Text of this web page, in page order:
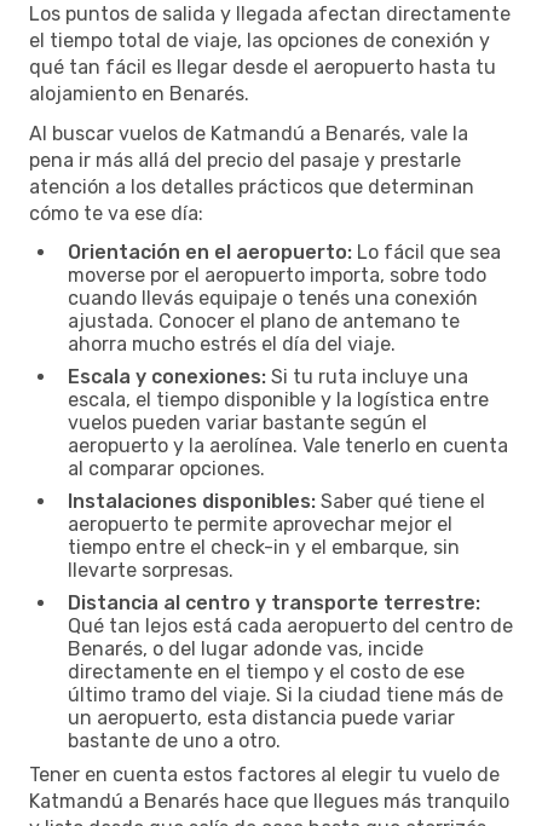
Los puntos de salida y llegada afectan directamente
el tiempo total de viaje, las opciones de conexión y
qué tan fácil es llegar desde el aeropuerto hasta tu
alojamiento en Benarés.
Al buscar vuelos de Katmandú a Benarés, vale la
pena ir más allá del precio del pasaje y prestarle
atención a los detalles prácticos que determinan
cómo te va ese día:
Orientación en el aeropuerto: Lo fácil que sea
moverse por el aeropuerto importa, sobre todo
cuando llevás equipaje o tenés una conexión
ajustada. Conocer el plano de antemano te
ahorra mucho estrés el día del viaje.
Escala y conexiones: Si tu ruta incluye una
escala, el tiempo disponible y la logística entre
vuelos pueden variar bastante según el
aeropuerto y la aerolínea. Vale tenerlo en cuenta
al comparar opciones.
Instalaciones disponibles: Saber qué tiene el
aeropuerto te permite aprovechar mejor el
tiempo entre el check-in y el embarque, sin
llevarte sorpresas.
Distancia al centro y transporte terrestre:
Qué tan lejos está cada aeropuerto del centro de
Benarés, o del lugar adonde vas, incide
directamente en el tiempo y el costo de ese
último tramo del viaje. Si la ciudad tiene más de
un aeropuerto, esta distancia puede variar
bastante de uno a otro.
Tener en cuenta estos factores al elegir tu vuelo de
Katmandú a Benarés hace que llegues más tranquilo